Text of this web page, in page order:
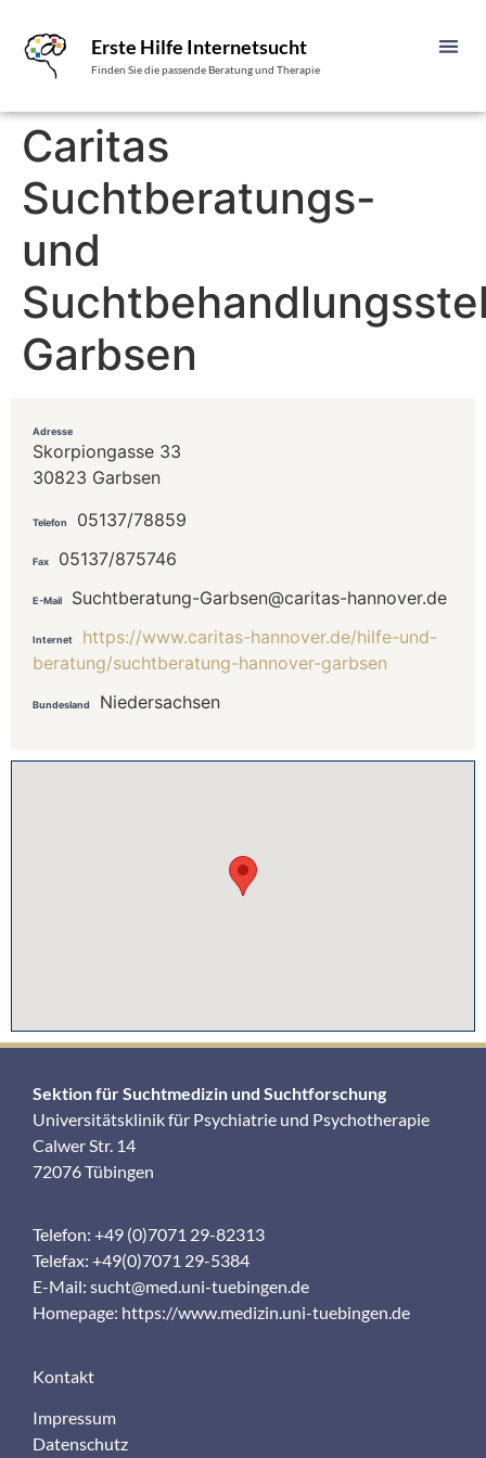
Erste Hilfe Internetsucht
Finden Sie die passende Beratung und Therapie
Caritas
Suchtberatungs-
und
Garbsen
Adresse
Skorpiongasse 33
30823 Garbsen
Telefon 05137/78859
Fax 05137/875746
E-Mail Suchtberatung-Garbsen@caritas-hannover.de
Internet
https://www.caritas-hannover.de/hilfe-und-
beratung/suchtberatung-hannover-garbsen
Bundesland Niedersachsen
Sektion für Suchtmedizin und Suchtforschung
Universitätsklinik für Psychiatrie und Psychotherapie
Calwer Str. 14
72076 Tübingen
Telefon: +49 (0)7071 29-82313
Telefax: +49(0)7071 29-5384
E-Mail: sucht@med.uni-tuebingen.de
Homepage: https://www.medizin.uni-tuebingen.de
Kontakt
Impressum
Datenschutz